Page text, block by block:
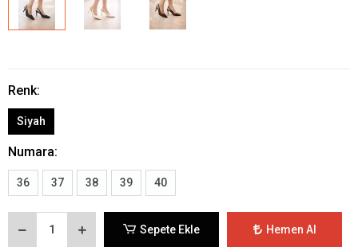
Renk:
Siyah
Numara:
36 37 38 39 40
Sepete Ekle Hemen Al